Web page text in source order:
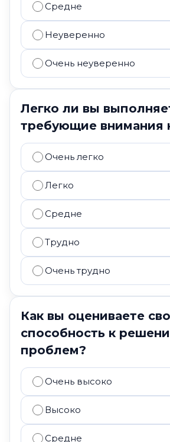
Средне
Неуверенно
Очень неуверенно
Легко ли вы
требующие внимания
Очень легко
Легко
Средне
Трудно
Очень трудно
Как вы оцениваете
способность к
проблем?
Очень высоко
Высоко
Средне